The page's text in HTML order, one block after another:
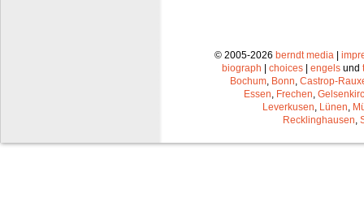
© 2005-2026 berndt media |
biograph | choices | engels und
Bochum Bonn Castrop-
Essen Frechen
Leverkusen Lünen
Recklinghausen